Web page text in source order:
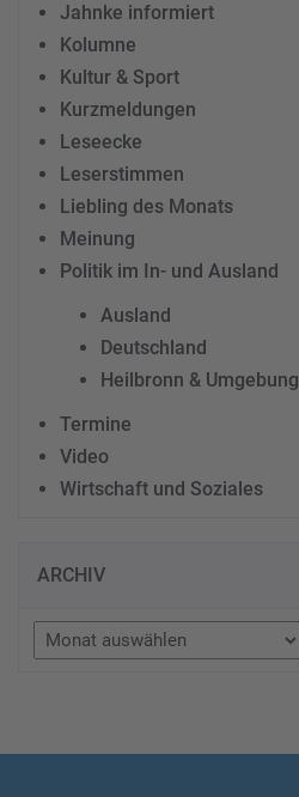
Jahnke informiert
Kolumne
Kultur & Sport
Kurzmeldungen
Leseecke
Leserstimmen
Liebling des Monats
Meinung
Politik im In- und Ausland
Ausland
Deutschland
Heilbronn & Umgebung
Termine
Video
Wirtschaft und Soziales
ARCHIV
Archiv